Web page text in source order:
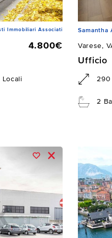
Immobiliari Associati
4.800€
Locali
Samantha
Varese,
Ufficio
290
2